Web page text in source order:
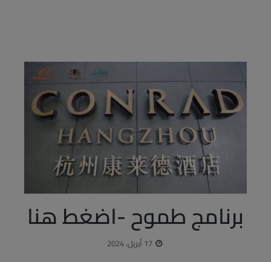
برنامج طموح -اضغط هنا
17 أبريل، 2024